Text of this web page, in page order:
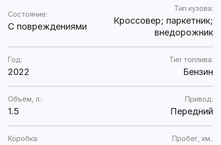
Состояние:
C повреждениями
Тип кузова:
Кроссовер; паркетник;
внедорожник
Год:
2022
Тип топлива:
Бензин
Объём, л.:
1.5
Привод:
Передний
Коробка: Пробег, км.: